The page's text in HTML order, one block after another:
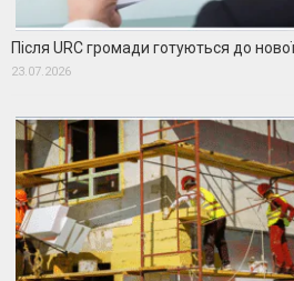
Після URC громади готуються до
23.07.2026